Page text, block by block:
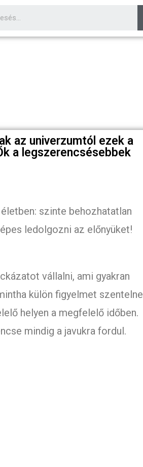
az univerzumtól ezek a
a legszerencsésebbek
szinte behozhatatlan
ledolgozni az előnyüket!
vállalni, ami gyakran
külön figyelmet szentelne
helyen a megfelelő időben.
mindig a javukra fordul.